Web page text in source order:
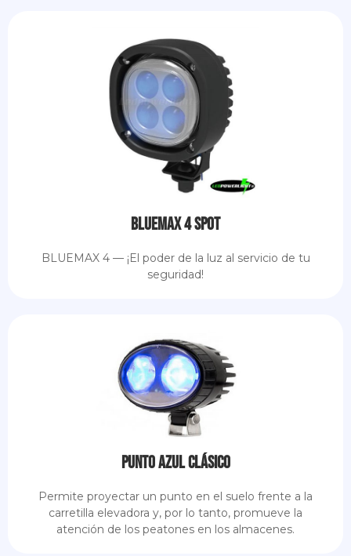
BlueMax 4 Spot
BLUEMAX 4 — ¡El poder de la luz al servicio de tu
seguridad!
Punto azul clásico
Permite proyectar un punto en el suelo frente a la
carretilla elevadora y, por lo tanto, promueve la
atención de los peatones en los almacenes.